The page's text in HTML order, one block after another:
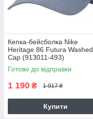
Кепка-бейсболка Nike
Heritage 86 Futura Washed
Cap (913011-493)
Готово до відправки
1 190 ₴ 1 917 ₴
Купити